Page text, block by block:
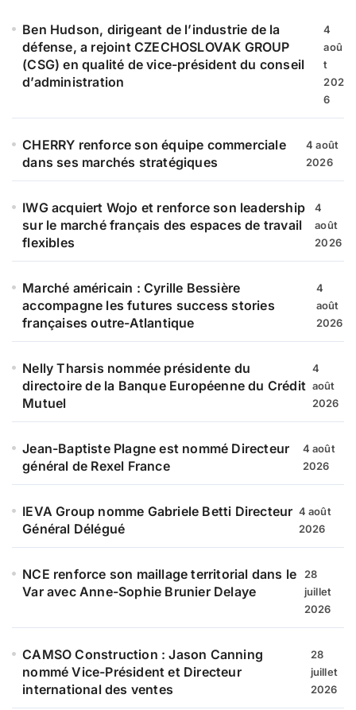
e Ben Hudson, dirigeant de l’industrie de la
défense, a rejoint CZECHOSLOVAK GROUP
(CSG) en qualité de vice-président du conseil
d’administration
4
aoû
t
202
6
CHERRY renforce son équipe commerciale
dans ses marchés stratégiques
4 août
2026
IWG acquiert Wojo et renforce son leadership
sur le marché français des espaces de travail
flexibles
4
août
2026
Marché américain : Cyrille Bessière
accompagne les futures success stories
françaises outre-Atlantique
4
août
2026
Nelly Tharsis nommée présidente du
directoire de la Banque Européenne du Crédit
Mutuel
4
août
2026
Jean-Baptiste Plagne est nommé Directeur
général de Rexel France
4 août
2026
IEVA Group nomme Gabriele Betti Directeur
Général Délégué
4 août
2026
NCE renforce son maillage territorial dans le
Var avec Anne-Sophie Brunier Delaye
28
juillet
2026
CAMSO Construction : Jason Canning
nommé Vice-Président et Directeur
international des ventes
28
juillet
2026